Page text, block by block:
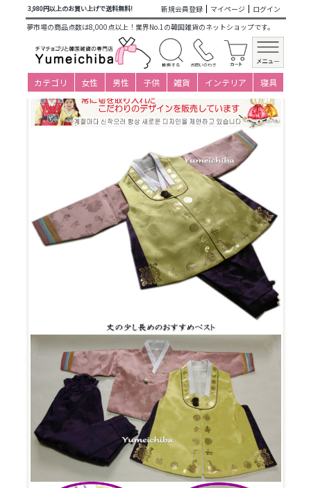
3,980円以上のお買い上げで送料無料! 新規会員登録 マイページ
ログイン
夢市場の商品点数は8,000点以上！業界No.1の韓国雑貨のネットショップです。
カテゴリ 女性 男性 子供 雑貨 インテリア 寝具
商品カテゴリ一覧>仕立て済み衣装(子ども用販売)>男の子新
作>ベビーチョゴリ(0才・1才・2才)>1-2才(身長80～89cm)>
単品> パジチョゴリ単品mドンス(身長85cm 2号サイズ)